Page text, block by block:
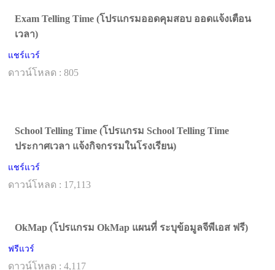
Exam Telling Time (โปรแกรมออดคุมสอบ ออดแจ้งเตือน
เวลา)
แชร์แวร์
ดาวน์โหลด : 805
School Telling Time (โปรแกรม School Telling Time
ประกาศเวลา แจ้งกิจกรรมในโรงเรียน)
แชร์แวร์
ดาวน์โหลด : 17,113
OkMap (โปรแกรม OkMap แผนที่ ระบุข้อมูลจีพีเอส ฟรี)
ฟรีแวร์
ดาวน์โหลด : 4,117